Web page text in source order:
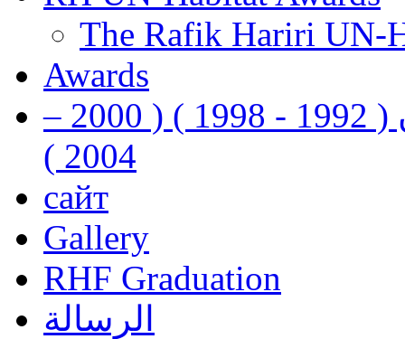
The Rafik Hariri UN-
Awards
رفيق الحريري رئيس وزراء لبنان ( 1992 - 1998 ) ( 2000 –
2004 )
сайт
Gallery
RHF Graduation
الرسالة